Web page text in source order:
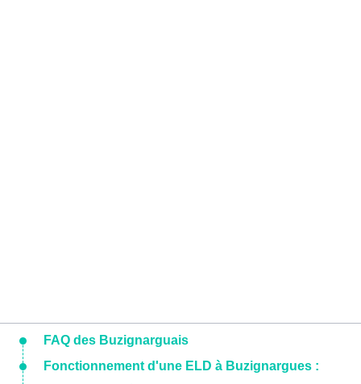
FAQ des Buzignarguais
Fonctionnement d'une ELD à Buzignargues :